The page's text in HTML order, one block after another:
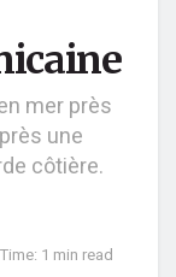
mer près
une
côtière.
1 min read